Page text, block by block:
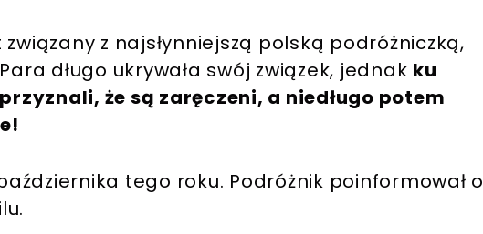
z najsłynniejszą polską podróżniczką,
długo ukrywała swój związek, jednak ku
że są zaręczeni, a niedługo potem
tego roku. Podróżnik poinformował o